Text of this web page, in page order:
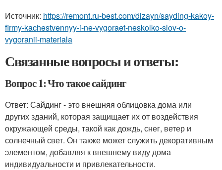
Источник: https://remont.ru-best.com/dizayn/sayding-kakoy-
firmy-kachestvennyy-i-ne-vygoraet-neskolko-slov-o-
vygoranii-materiala
Связанные вопросы и ответы:
Вопрос 1: Что такое сайдинг
Ответ: Сайдинг - это внешняя облицовка дома или
других зданий, которая защищает их от воздействия
окружающей среды, такой как дождь, снег, ветер и
солнечный свет. Он также может служить декоративным
элементом, добавляя к внешнему виду дома
индивидуальности и привлекательности.